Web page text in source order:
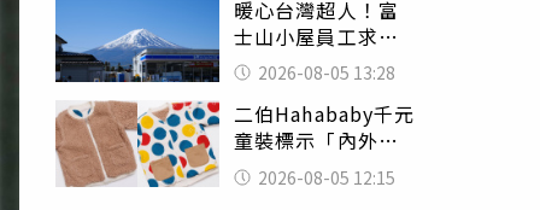
暖心台灣超人！富
士山小屋員工求助
「想活下去」 山
友狂背物資上山：
台灣真的是寶島
2026-08-05 13:28
二伯Hahababy千元
童裝標示「內外層
皆純棉」 SGS檢
測證明：內裡100%
2026-08-05 12:15